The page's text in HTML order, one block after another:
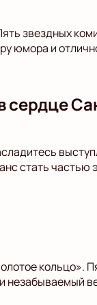
звездных
юмора и
сердце
стать частью
кольцо».
незабываемый